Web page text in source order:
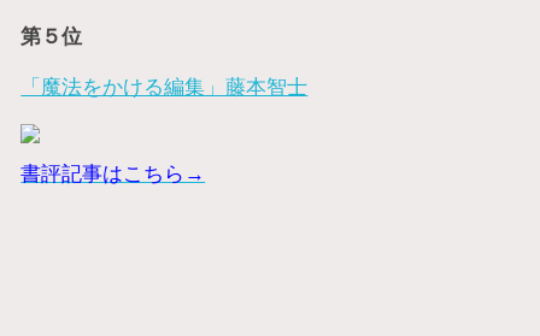
第５位
「魔法をかける編集」藤本智士
書評記事はこちら→